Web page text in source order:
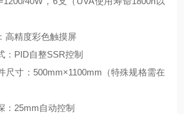
高精度彩色触摸屏
：PID自整SSR控制
尺寸：500mm×1100mm（特殊规格需在
：25mm自动控制